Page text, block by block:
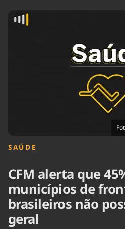
Agronegócios
Economia
Educação
Infraestrutura
Internacional
SAÚDE
CFM alerta que
municípios de
brasileiros não
geral